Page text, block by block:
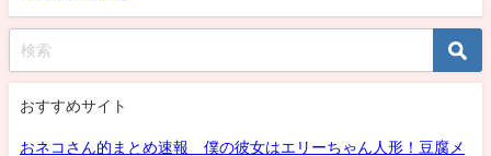
おすすめサイト
おネコさん的まとめ速報 僕の彼女はエリーちゃん人形！豆腐メ